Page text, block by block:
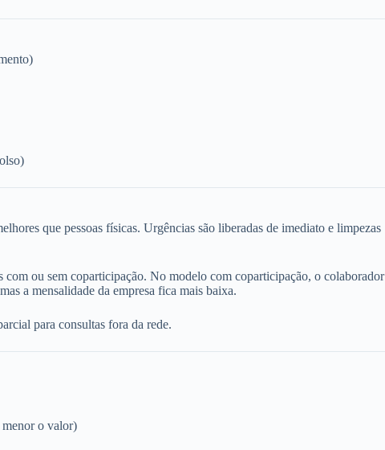
que pessoas físicas. Urgências são liberadas de imediato e limpezas
com ou sem coparticipação. No modelo com coparticipação, o colaborador
a mensalidade da empresa fica mais baixa.
para consultas fora da rede.
menor o valor)